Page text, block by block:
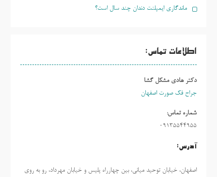
ماندگاری ایمپلنت دندان چند سال است؟
اطلاعات تماس:
دکتر هادی مشکل گشا
جراح فک صورت اصفهان
شماره تماس:
09135544955
آدرس:
اصفهان، خیابان توحید میانی، بین چهارراه پلیس و خیابان مهرداد، رو به روی